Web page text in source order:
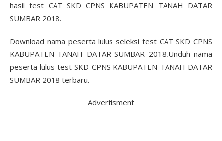
hasil test CAT SKD CPNS KABUPATEN TANAH DATAR
SUMBAR 2018.
Download nama peserta lulus seleksi test CAT SKD CPNS
KABUPATEN TANAH DATAR SUMBAR 2018,Unduh nama
peserta lulus test SKD CPNS KABUPATEN TANAH DATAR
SUMBAR 2018 terbaru.
Advertisment